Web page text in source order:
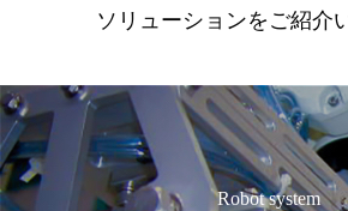
ソリューションをご紹介
Robot system